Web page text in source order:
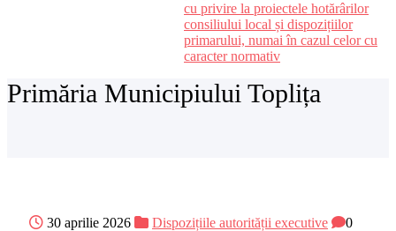
cu privire la proiectele hotărârilor
consiliului local și dispozițiilor
primarului, numai în cazul celor cu
caracter normativ
Primăria Municipiului Toplița
30 aprilie 2026 Dispozițiile autorității executive 0